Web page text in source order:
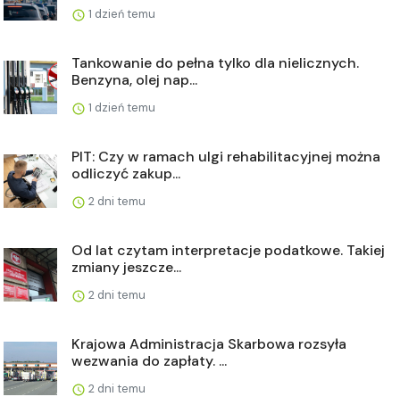
1 dzień temu
Tankowanie do pełna tylko dla nielicznych.
Benzyna, olej nap...
1 dzień temu
PIT: Czy w ramach ulgi rehabilitacyjnej można
odliczyć zakup...
2 dni temu
Od lat czytam interpretacje podatkowe. Takiej
zmiany jeszcze...
2 dni temu
Krajowa Administracja Skarbowa rozsyła
wezwania do zapłaty. ...
2 dni temu